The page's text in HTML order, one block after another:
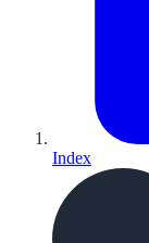
Index